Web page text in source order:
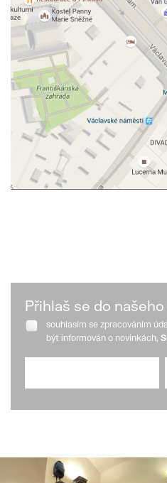
Přihlaš se do
souhlasím se zpracováním
být informován o novinkách,